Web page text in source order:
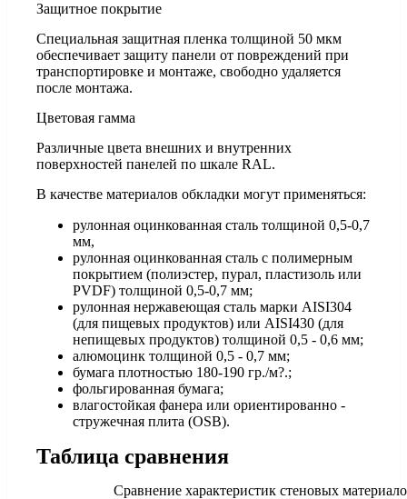
Защитное покрытие
Специальная защитная пленка толщиной 50 мкм
обеспечивает защиту панели от повреждений при
транспортировке и монтаже, свободно удаляется
после монтажа.
Цветовая гамма
Различные цвета внешних и внутренних
поверхностей панелей по шкале RAL.
В качестве материалов обкладки могут применяться:
рулонная оцинкованная сталь толщиной 0,5-0,7
мм,
рулонная оцинкованная сталь с полимерным
покрытием (полиэстер, пурал, пластизоль или
PVDF) толщиной 0,5-0,7 мм;
рулонная нержавеющая сталь марки AISI304
(для пищевых продуктов) или AISI430 (для
непищевых продуктов) толщиной 0,5 - 0,6 мм;
алюмоцинк толщиной 0,5 - 0,7 мм;
бумага плотностью 180-190 гр./м?.;
фольгированная бумага;
влагостойкая фанера или ориентированно -
стружечная плита (OSB).
Таблица сравнения
Сравнение характеристик стеновых